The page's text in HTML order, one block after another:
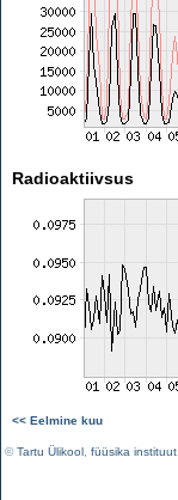
Radioaktiivsus
<< Eelmine kuu
©Tartu Ülikool füüsika instituut